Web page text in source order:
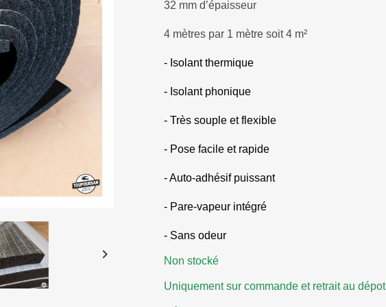

32 mm d’épaisseur
4 mètres par 1 mètre soit 4 m²
- Isolant thermique
- Isolant phonique
- Très souple et flexible
- Pose facile et rapide
- Auto-adhésif puissant
- Pare-vapeur intégré
- Sans odeur
Non stocké
Uniquement sur commande et retrait au dépot